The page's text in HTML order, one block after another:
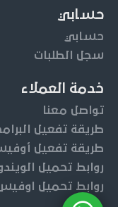
حسابي
حسابي
سجل الطلبات
خدمة العملاء
تواصل معنا
طريقة تفعيل
طريقة تفعيل أوفيس 2019 برو
روابط تحميل
روابط تحميل اوفيس 2021